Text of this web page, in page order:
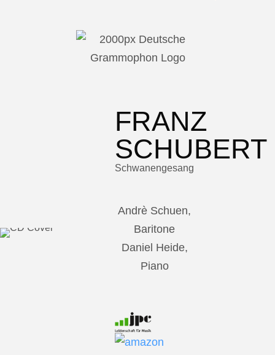
FRANZ
SCHUBERT
Schwanengesang
Andrè Schuen,
Baritone
Daniel Heide,
Piano